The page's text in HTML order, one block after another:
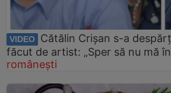
VIDEO
Cătălin Crișan s-a
făcut de artist: „Sper să nu mă
românești